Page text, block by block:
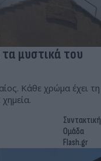
μυστικά του
Κάθε χρώμα έχει τη
Συντακτική
Ομάδα
Flash.gr